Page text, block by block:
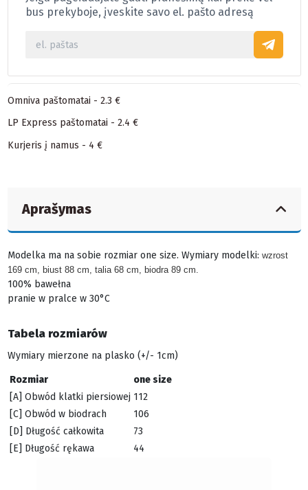
bus prekyboje, įveskite savo el. pašto adresą
Omniva paštomatai - 2.3 €
LP Express paštomatai - 2.4 €
Kurjeris į namus - 4 €
Aprašymas
Modelka ma na sobie rozmiar one size. Wymiary modelki: wzrost
169 cm, biust 88 cm, talia 68 cm, biodra 89 cm.
100% bawełna
pranie w pralce w 30°C
Tabela rozmiarów
Wymiary mierzone na plasko (+/- 1cm)
Rozmiar
one size
[A] Obwód klatki piersiowej 112
[C] Obwód w biodrach
106
[D] Długość całkowita
73
[E] Długość rękawa
44